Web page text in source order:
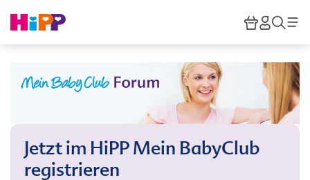
HiPP
Jetzt im HiPP Mein BabyClub
registrieren